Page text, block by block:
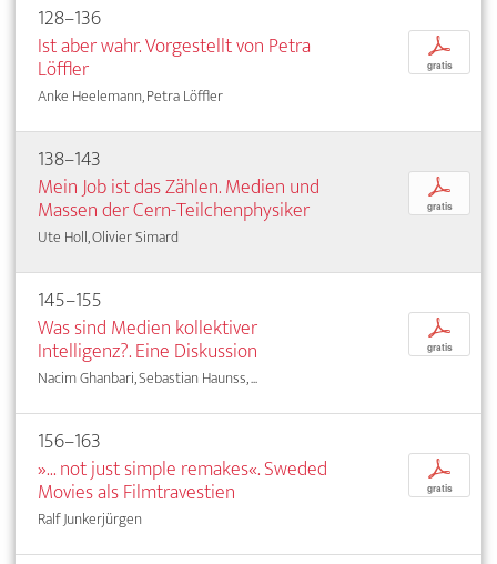
128–136
Ist aber wahr. Vorgestellt von Petra
Löffler
Anke Heelemann, Petra Löffler
p
gratis
138–143
Mein Job ist das Zählen. Medien und
Massen der Cern-Teilchenphysiker
Ute Holl, Olivier Simard
p
gratis
145–155
Was sind Medien kollektiver
Intelligenz?. Eine Diskussion
Nacim Ghanbari, Sebastian Haunss, ...
p
gratis
156–163
»... not just simple remakes«. Sweded
Movies als Filmtravestien
Ralf Junkerjürgen
p
gratis